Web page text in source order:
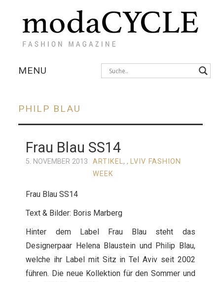
MENU
FOTOSTRECKEN
PHILP BLAU
Frau Blau SS14
5. NOVEMBER 2013 ARTIKEL, , LVIV FASHION
WEEK
Frau Blau SS14
Text & Bilder: Boris Marberg
Hinter dem Label Frau Blau steht das
Designerpaar Helena Blaustein und Philip Blau,
welche ihr Label mit Sitz in Tel Aviv seit 2002
führen. Die neue Kollektion für den Sommer und